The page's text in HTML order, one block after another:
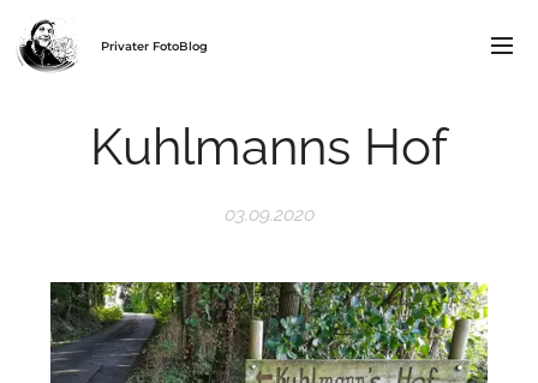
Privater FotoBlog
Kuhlmanns Hof
03.09.2020